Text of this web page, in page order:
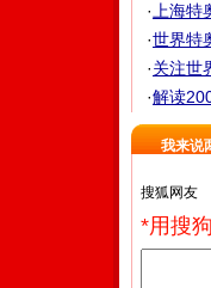
· 上海
·世界特
·关注世
·解读
我来说
*用搜